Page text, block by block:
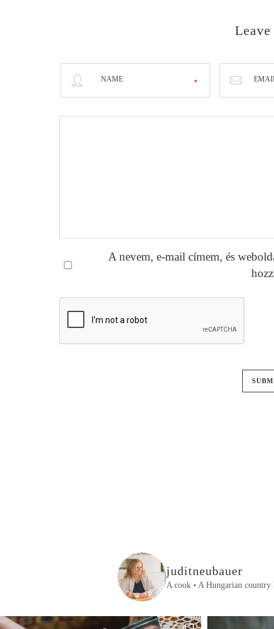
NAME
A nevem, e-mail címem, és
juditneubauer
A cook • A Hungarian country